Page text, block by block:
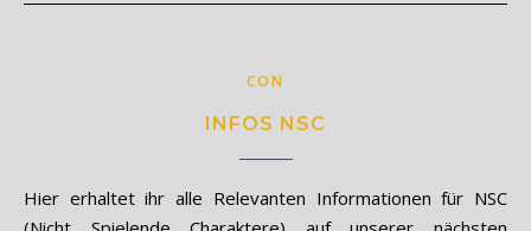
CON
INFOS NSC
Hier erhaltet ihr alle Relevanten Informationen für NSC